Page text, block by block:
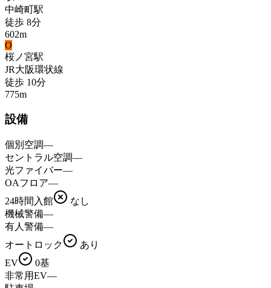
中崎町駅
徒歩 8分
602m
O
桜ノ宮駅
JR大阪環状線
徒歩 10分
775m
設備
個別空調—
セントラル空調—
光ファイバー—
OAフロア—
24時間入館
なし
機械警備—
有人警備—
オートロック
あり
EV
0基
非常用EV—